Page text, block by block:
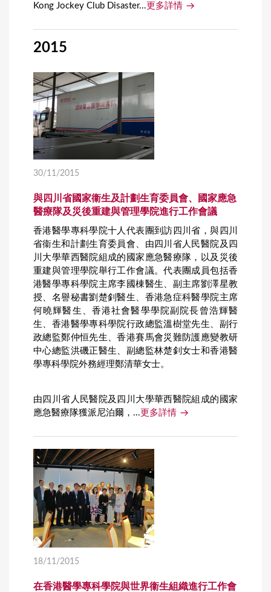
Kong Jockey Club Disaster...更多詳情
2015
30/11/2015
與四川省國家衞生及計劃生育委員會、國家應急
醫療隊及災後重建與管理學院進行工作會議
香港醫學專科學院十人代表團到訪四川省，與四川
省衞生和計劃生育委員會、由四川省人民醫院及四
川大學華西醫院組成的國家應急醫療隊，以及災後
重建與管理學院舉行工作會議。代表團成員包括香
港醫學專科學院主席李國棟醫生、副主席劉澤星教
授、名譽秘書劉楚釗醫生、香港急症科醫學院主席
何曉輝醫生、香港社會醫學學院副院長曾浩輝醫
生、香港醫學專科學院行政總監溫樹堂先生、副行
政總監鄭仲恒先生、香港賽馬會災難防護應變教研
中心總監洪磯正醫生、副總監林楚釗女士和香港醫
學專科學院外務經理鄭清華女士。
由四川省人民醫院及四川大學華西醫院組成的國家
應急醫療隊獲派尼泊爾，...更多詳情
18/11/2015
在香港醫學專科學院與世界衞生組織進行工作會